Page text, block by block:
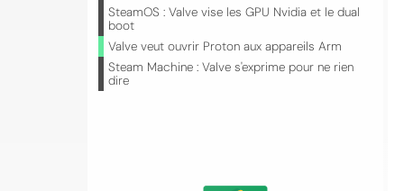
SteamOS : Valve vise les GPU Nvidia et le dual
boot
Valve veut ouvrir Proton aux appareils Arm
Steam Machine : Valve s'exprime pour ne rien
dire